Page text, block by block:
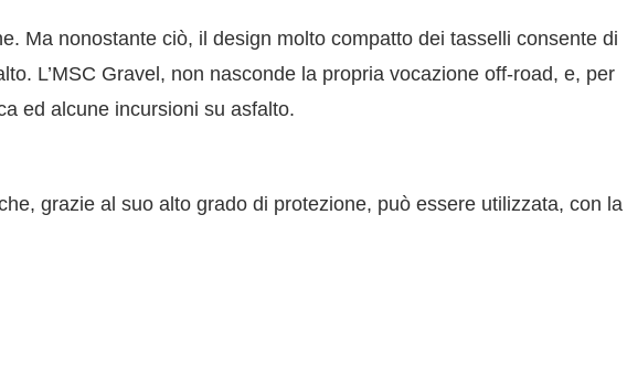
Ma nonostante ciò, il design molto compatto dei tasselli consente di
L’MSC Gravel , non nasconde la propria vocazione off-road, e, per
ed alcune incursioni su asfalto.
grazie al suo alto grado di protezione, può essere utilizzata, con la